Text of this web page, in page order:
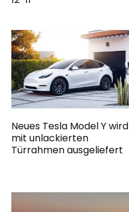
Neues Tesla Model Y wird
mit unlackierten
Türrahmen ausgeliefert